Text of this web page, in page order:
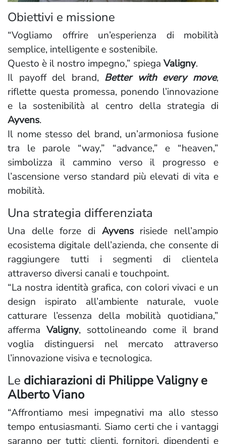
Obiettivi e missione
“Vogliamo offrire un’esperienza di mobilità
semplice, intelligente e sostenibile.
Questo è il nostro impegno,” spiega Valigny.
Il payoff del brand, Better with every move,
riflette questa promessa, ponendo l’innovazione
e la sostenibilità al centro della strategia di
Ayvens.
Il nome stesso del brand, un’armoniosa fusione
tra le parole “way,” “advance,” e “heaven,”
simbolizza il cammino verso il progresso e
l’ascensione verso standard più elevati di vita e
mobilità.
Una strategia differenziata
Una delle forze di Ayvensrisiede nell’ampio
ecosistema digitale dell’azienda, che consente di
raggiungere tutti i segmenti di clientela
attraverso diversi canali e touchpoint.
“La nostra identità grafica, con colori vivaci e un
design ispirato all’ambiente naturale, vuole
catturare l’essenza della mobilità quotidiana,”
afferma Valigny, sottolineando come il brand
voglia distinguersi nel mercato attraverso
l’innovazione visiva e tecnologica.
Le dichiarazioni di Philippe Valigny e
Alberto Viano
“Affrontiamo mesi impegnativi ma allo stesso
tempo entusiasmanti. Siamo certi che i vantaggi
saranno per tutti: clienti, fornitori, dipendenti e